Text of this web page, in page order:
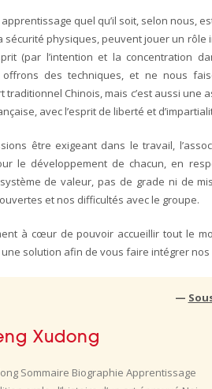
apprentissage quel qu’il soit, selon nous,
sécurité physiques, peuvent jouer un
(par l’intention et la concentration
des techniques, et ne nous
traditionnel Chinois, mais c’est aussi
avec l’esprit de liberté et
être exigeant dans le travail,
le développement de chacun, en
de valeur, pas de grade ni de
et nos difficultés avec le groupe.
à cœur de pouvoir accueillir tout le
solution afin de vous faire intégrer nos
—
Xudong